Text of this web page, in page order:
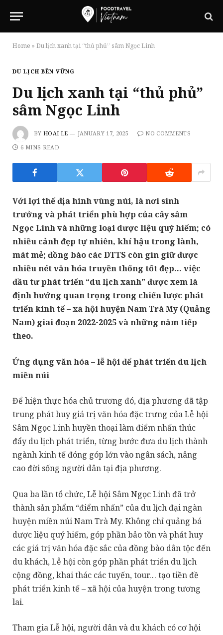
Home » Du lịch xanh tại “thủ phủ” sâm Ngọc Linh
DU LỊCH BỀN VỮNG
Du lịch xanh tại “thủ phủ”
sâm Ngọc Linh
BY HOAI LE JANUARY 17, 2025
NO COMMENTS
6 MINS READ
Với lợi thế địa hình vùng núi, là nơi sinh
trưởng và phát triển phù hợp của cây sâm
Ngọc Linh và những loại dược liệu quý hiếm; có
nhiều cảnh đẹp tự nhiên, khí hậu trong lành,
mát mẻ; đồng bào các DTTS còn gìn giữ được
nhiều nét văn hóa truyền thống tốt đẹp… việc
đầu tư phát triển “du lịch xanh” được xem là
định hướng quan trọng trong chiến lược phát
triển kinh tế – xã hội huyện Nam Trà My (Quảng
Nam) giai đoạn 2022-2025 và những năm tiếp
theo.
Ứng dụng văn hóa – lễ hội để phát triển du lịch
miền núi
Để hiện thực hóa chủ trương đó, địa phương đã tập
trung phát huy giá trị văn hóa đặc trưng của Lễ hội
Sâm Ngọc Linh huyền thoại làm điểm nhấn thúc
đẩy du lịch phát triển, từng bước đưa du lịch thành
ngành kinh tế đóng góp lớn vào ngân sách, nâng
cao đời sống người dân tại địa phương.
Qua ba lần tổ chức, Lễ hội Sâm Ngọc Linh đã trở
thành sản phẩm “điểm nhấn” của du lịch đại ngàn
huyện miền núi Nam Trà My. Không chỉ quảng bá
dược liệu quý hiếm, góp phần bảo tồn và phát huy
các giá trị văn hóa đặc sắc của đồng bào dân tộc đến
du khách, Lễ hội còn góp phần phát triển du lịch
cộng đồng, khai thác các tuyến, tour… tạo tiền đề
phát triển kinh tế – xã hội của huyện trong tương
lai.
Tham gia Lễ hội, người dân và du khách có cơ hội